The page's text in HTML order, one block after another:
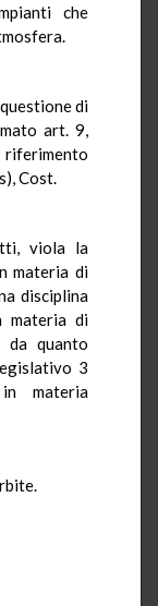
che
di
art. 9,
Cost.
viola la
materia di
disciplina
materia di
da quanto
3
materia